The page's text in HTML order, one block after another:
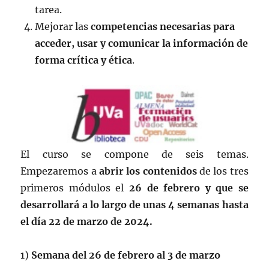
tarea.
Mejorar lascompetencias necesarias para
acceder, usar y comunicar la información de
forma crítica y ética.
El curso se compone de seis temas.
Empezaremos aabrir los contenidos de los tres
primeros módulos el 26 de febrero y que se
desarrollará a lo largo de unas 4 semanas hasta
el día 22 de marzo de 2024.
1) Semana del 26 de febrero al 3 de marzo